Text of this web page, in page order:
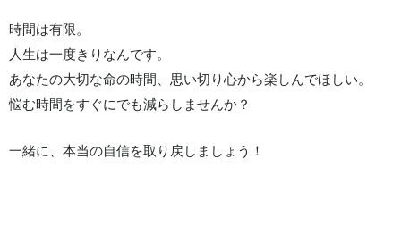
時間は有限。
人生は一度きりなんです。
あなたの大切な命の時間、思い切り心から楽しんでほしい。
悩む時間をすぐにでも減らしませんか？
一緒に、本当の自信を取り戻しましょう！